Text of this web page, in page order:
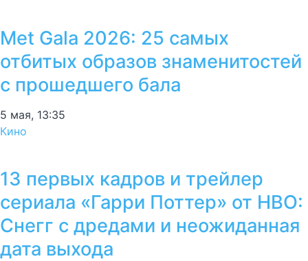
Met Gala 2026: 25 самых
отбитых образов знаменитостей
с прошедшего бала
5 мая, 13:35
Кино
13 первых кадров и трейлер
сериала «Гарри Поттер» от HBO:
Снегг с дредами и неожиданная
дата выхода